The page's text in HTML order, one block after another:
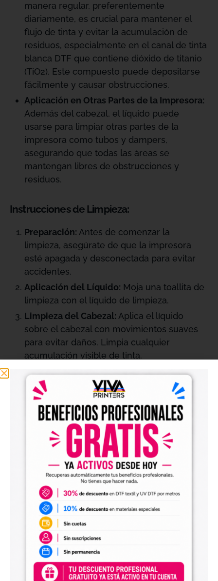
manera regular, preferentemente
diariamente, es crucial para mantener el
flujo de tinta y evitar la acumulación de
residuos, especialmente en el canal de tinta
blanca DTF que contiene dióxido de titanio
(TiO2). Este compuesto puede depositarse
fácilmente y causar obstrucciones.
Aplicación en Otras Partes de la Impresora:
Además del cabezal, el líquido puede
usarse para limpiar otras partes de la
impresora como tubos y dampers,
asegurando que todas las áreas se
mantengan libres de obstrucciones y
residuos.
Instrucciones de Limpieza:
Preparación: Antes de comenzar la
limpieza, asegúrate de que la impresora
esté apagada y desconectada para evitar
accidentes.
Aplicación del Líquido: Moja una toallita de
limpieza con el líquido de limpieza.
Limpieza del Cabezal: Aplica el líquido
sobre el cabezal con movimientos suaves
para evitar daños. Limpia cualquier
acumulación visible de tinta.
Limpieza de Otros Componentes:Usa el
líquido para limpiar dampers, wipers y
depósitos según sea necesario, prestando
atención a las áreas que tienden a
acumular más residuos.
Secado:Deja que las partes limpias se
sequen completamente antes de reiniciar la
impresora para asegurar un funcionamiento
óptimo.
Consideraciones Adicionales:
Almacenamiento:
lugar fresco y seco, lejos de la luz directa y
de fuentes de calor para mantener su
eficacia.